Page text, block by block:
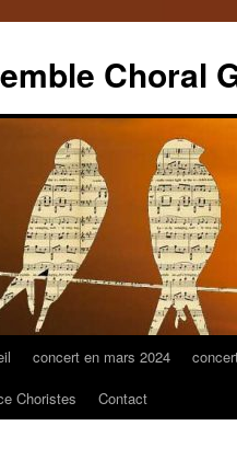
Choral
concert en mars 2024
Choristes
Contact